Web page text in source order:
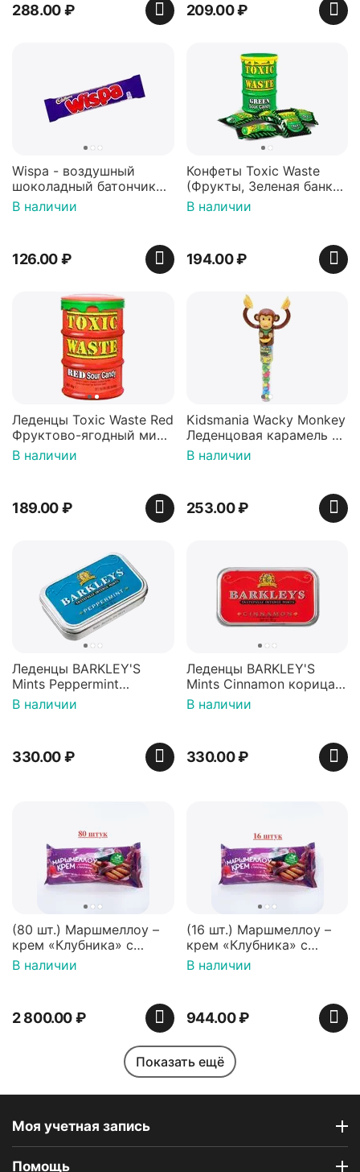
288.00₽ 209.00₽
Wispa - воздушный
шоколадный батончик
36 гр
В наличии
126.00₽
Конфеты Toxic Waste
(Фрукты, Зеленая банка,
42 гр).
В наличии
194.00₽
Леденцы Toxic Waste Red
Фруктово-ягодный микс
Красная банка 42 г,
Пакистан
В наличии
189.00₽
Kidsmania Wacky Monkey
Леденцовая карамель с
игрушкой Ваки Манки
12г, Китай
В наличии
253.00₽
Леденцы BARKLEY'S
Mints Peppermint
перечная мята 50г,
Нидерланды
В наличии
330.00₽
Леденцы BARKLEY'S
Mints Cinnamon корица
50г, Нидерланды
В наличии
330.00₽
(80 шт.) Маршмеллоу –
крем «Клубника» с
палочками (ТМ
«Зефирный Лео»)
В наличии
2 800.00₽
(16 шт.) Маршмеллоу –
крем «Клубника» с
палочками (ТМ
«Зефирный Лео»)
В наличии
944.00₽
Показать ещё
Моя учетная запись
Помощь